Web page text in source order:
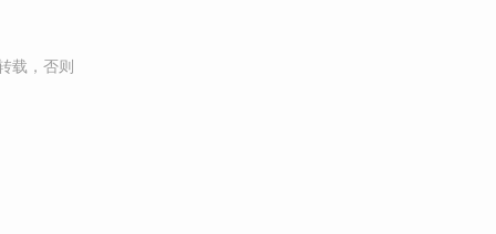
载，否则